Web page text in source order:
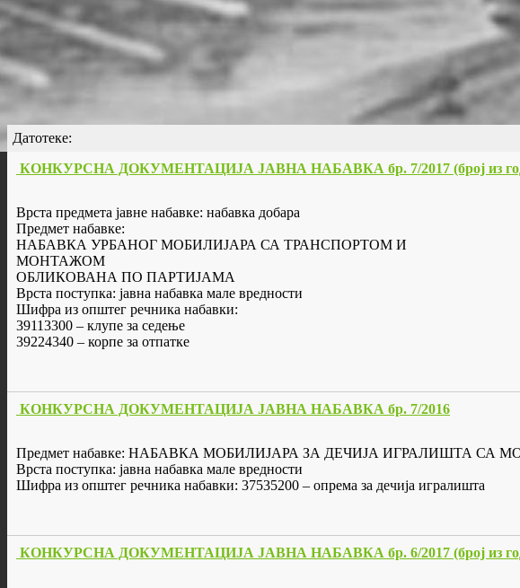
Датотеке:
КОНКУРСНА ДОКУМЕНТАЦИЈА ЈАВНА НАБАВКА бр. 7/2017 (број из
Врста предмета јавне набавке: набавка добара
Предмет набавке:
НАБАВКА УРБАНОГ МОБИЛИЈАРА СА ТРАНСПОРТОМ И
МОНТАЖОМ
ОБЛИКОВАНА ПО ПАРТИЈАМА
Врста поступка: јавна набавка мале вредности
Шифра из општег речника набавки:
39113300 – клупе за седење
39224340 – корпе за отпатке
КОНКУРСНА ДОКУМЕНТАЦИЈА ЈАВНА НАБАВКА бр. 7/2016
Предмет набавке: НАБАВКА МОБИЛИЈАРА ЗА ДЕЧИЈА ИГРАЛИШТА СА
Врста поступка: јавна набавка мале вредности
Шифра из општег речника набавки: 37535200 – опрема за дечија игралишта
КОНКУРСНА ДОКУМЕНТАЦИЈА ЈАВНА НАБАВКА бр. 6/2017 (број из